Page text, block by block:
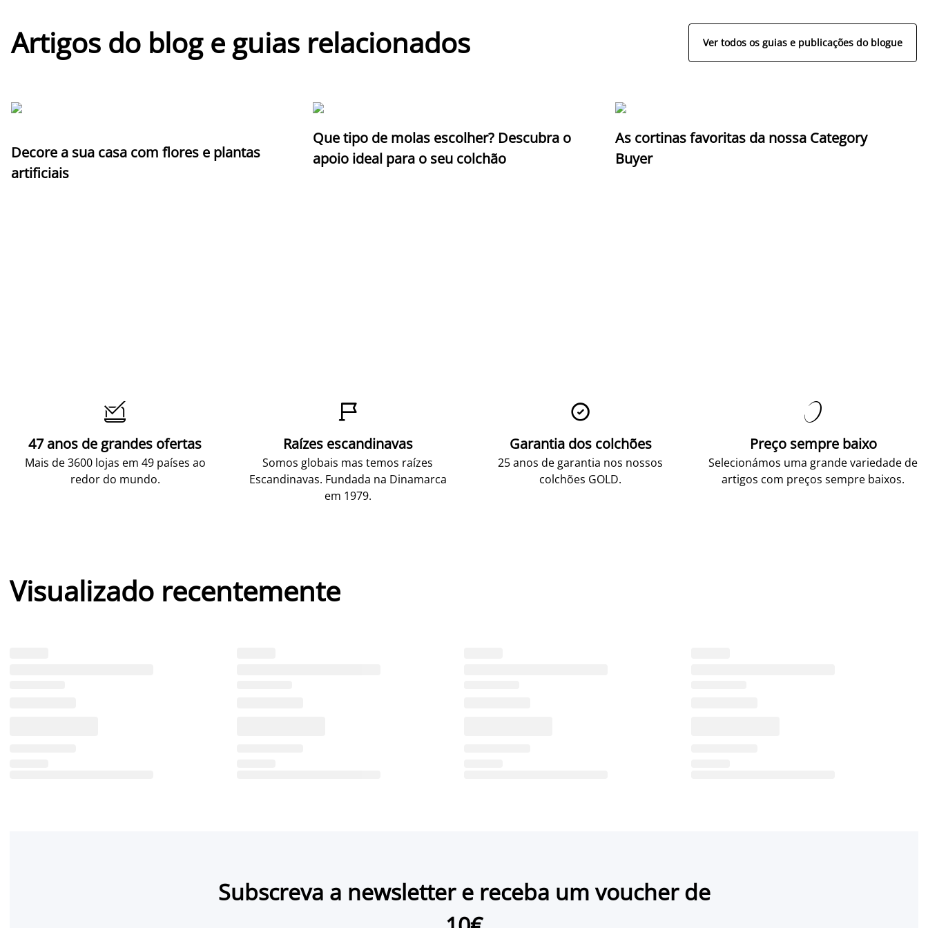
Artigos do blog e guias relacionados Ver todos os guias e publicações do blogue
Decore a sua casa com flores e plantas
artificiais
Que tipo de molas escolher? Descubra o
apoio ideal para o seu colchão
As cortinas favoritas da nossa Category
Buyer

47 anos de grandes ofertas
Mais de 3600 lojas em 49 países ao
redor do mundo.

Raízes escandinavas
Somos globais mas temos raízes
Escandinavas. Fundada na Dinamarca
em 1979.

Garantia dos colchões
25 anos de garantia nos nossos
colchões GOLD.

Preço sempre baixo
Selecionámos uma grande variedade de
artigos com preços sempre baixos.
Visualizado recentemente
Subscreva a newsletter e receba um voucher de